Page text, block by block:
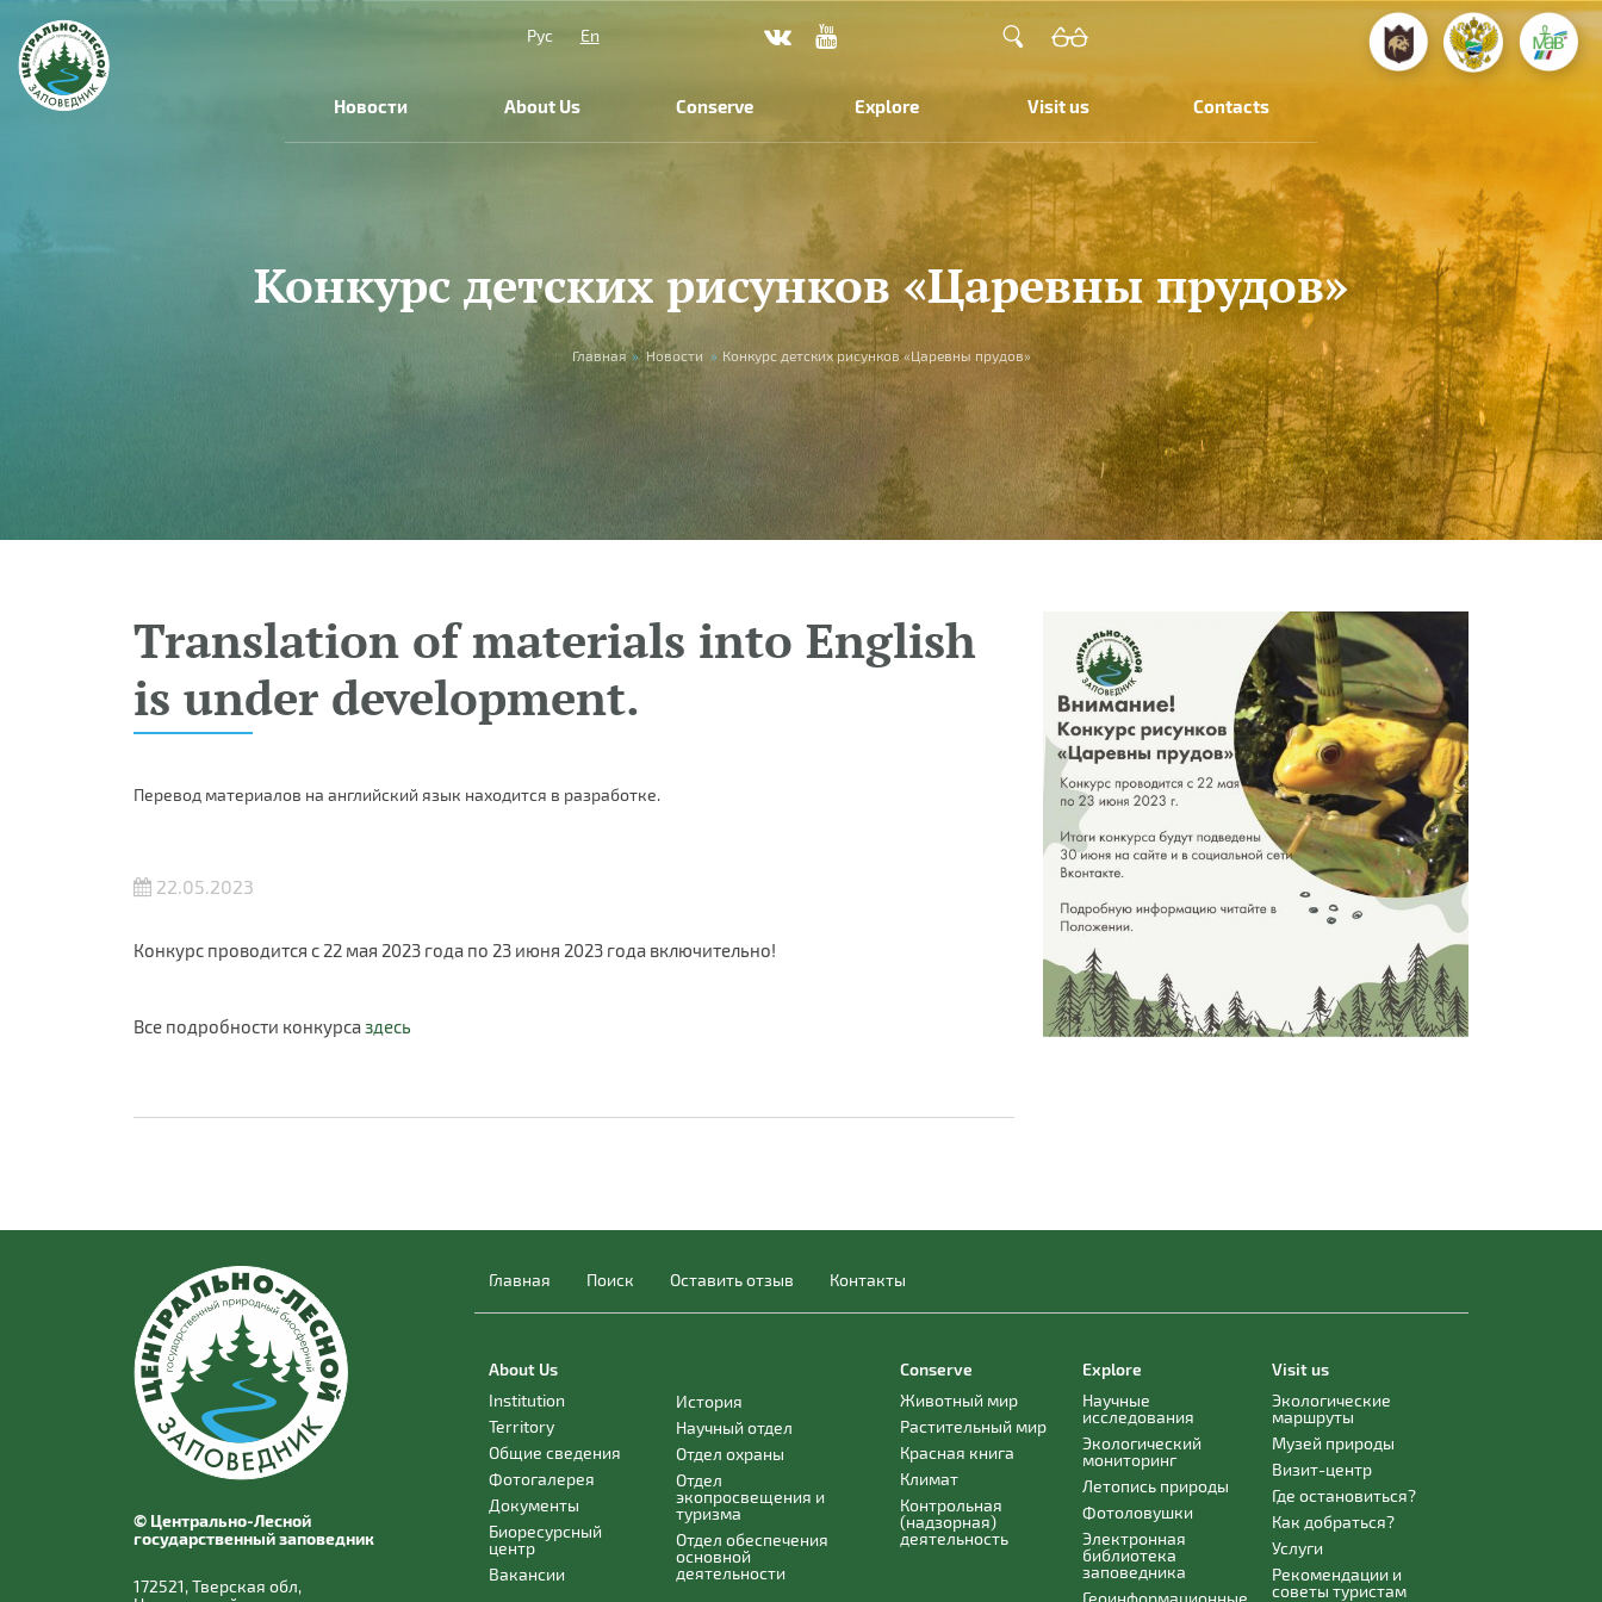
Рус
En
Новости About Us Conserve Explore Visit us Contacts
Конкурс детских рисунков «Царевны прудов»
Главная » Новости » Конкурс детских рисунков «Царевны прудов»
Translation of materials into English
is under development.
Перевод материалов на английский язык находится в разработке.
22.05.2023
Конкурс проводится с 22 мая 2023 года по 23 июня 2023 года включительно!
Все подробности конкурсаздесь
© Центрально-Лесной
государственный заповедник
172521, Тверская обл,
Главная Поиск Оставить отзыв Контакты
About Us
Institution
Territory
Общие сведения
Фотогалерея
Документы
Биоресурсный
центр
Вакансии
История
Научный отдел
Отдел охраны
Отдел
экопросвещения и
туризма
Отдел обеспечения
основной
деятельности
Conserve
Животный мир
Растительный мир
Красная книга
Климат
Контрольная
(надзорная)
деятельность
Explore
Научные
исследования
Экологический
мониторинг
Летопись природы
Фотоловушки
Электронная
библиотека
заповедника
Геоинформационные
Visit us
Экологические
маршруты
Музей природы
Визит-центр
Где остановиться?
Как добраться?
Услуги
Рекомендации и
советы туристам